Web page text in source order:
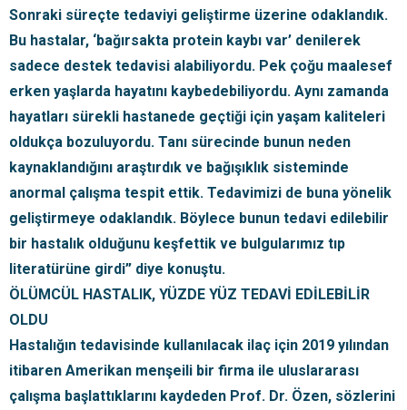
Sonraki süreçte tedaviyi geliştirme üzerine odaklandık.
Bu hastalar, ‘bağırsakta protein kaybı var’ denilerek
sadece destek tedavisi alabiliyordu. Pek çoğu maalesef
erken yaşlarda hayatını kaybedebiliyordu. Aynı zamanda
hayatları sürekli hastanede geçtiği için yaşam kaliteleri
oldukça bozuluyordu. Tanı sürecinde bunun neden
kaynaklandığını araştırdık ve bağışıklık sisteminde
anormal çalışma tespit ettik. Tedavimizi de buna yönelik
geliştirmeye odaklandık. Böylece bunun tedavi edilebilir
bir hastalık olduğunu keşfettik ve bulgularımız tıp
literatürüne girdi” diye konuştu.
ÖLÜMCÜL HASTALIK, YÜZDE YÜZ TEDAVİ EDİLEBİLİR
OLDU
Hastalığın tedavisinde kullanılacak ilaç için 2019 yılından
itibaren Amerikan menşeili bir firma ile uluslararası
çalışma başlattıklarını kaydeden Prof. Dr. Özen, sözlerini